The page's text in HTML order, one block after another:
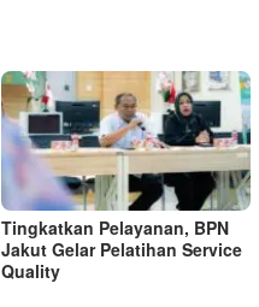
Tingkatkan Pelayanan, BPN
Jakut Gelar Pelatihan Service
Quality